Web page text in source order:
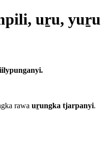
uṟu, yuṟu
rawa uṟungka tjarpanyi.